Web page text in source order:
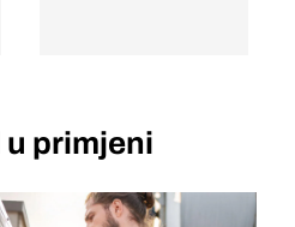
primjeni